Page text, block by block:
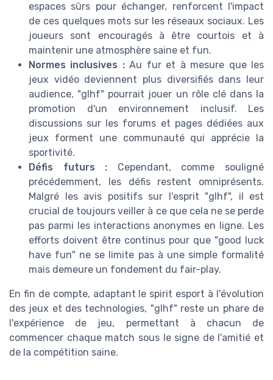
espaces sûrs pour échanger, renforcent l'impact
de ces quelques mots sur les réseaux sociaux. Les
joueurs sont encouragés à être courtois et à
maintenir une atmosphère saine et fun.
Normes inclusives :Au fur et à mesure que les
jeux vidéo deviennent plus diversifiés dans leur
audience, "glhf" pourrait jouer un rôle clé dans la
promotion d'un environnement inclusif. Les
discussions sur les forums et pages dédiées aux
jeux forment une communauté qui apprécie la
sportivité.
Défis futurs : Cependant, comme souligné
précédemment, les défis restent omniprésents.
Malgré les avis positifs sur l'esprit "glhf", il est
crucial de toujours veiller à ce que cela ne se perde
pas parmi les interactions anonymes en ligne. Les
efforts doivent être continus pour que "good luck
have fun" ne se limite pas à une simple formalité
mais demeure un fondement du fair-play.
En fin de compte, adaptant le spirit esport à l'évolution
des jeux et des technologies, "glhf" reste un phare de
l'expérience de jeu, permettant à chacun de
commencer chaque match sous le signe de l'amitié et
de la compétition saine.